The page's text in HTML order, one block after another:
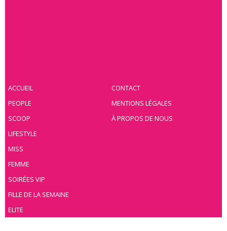
ACCUEIL
PEOPLE
SCOOP
LIFESTYLE
MISS
FEMME
SOIRÉES VIP
FILLE DE LA SEMAINE
ELITE
CONTACT
MENTIONS LÉGALES
À PROPOS DE NOUS